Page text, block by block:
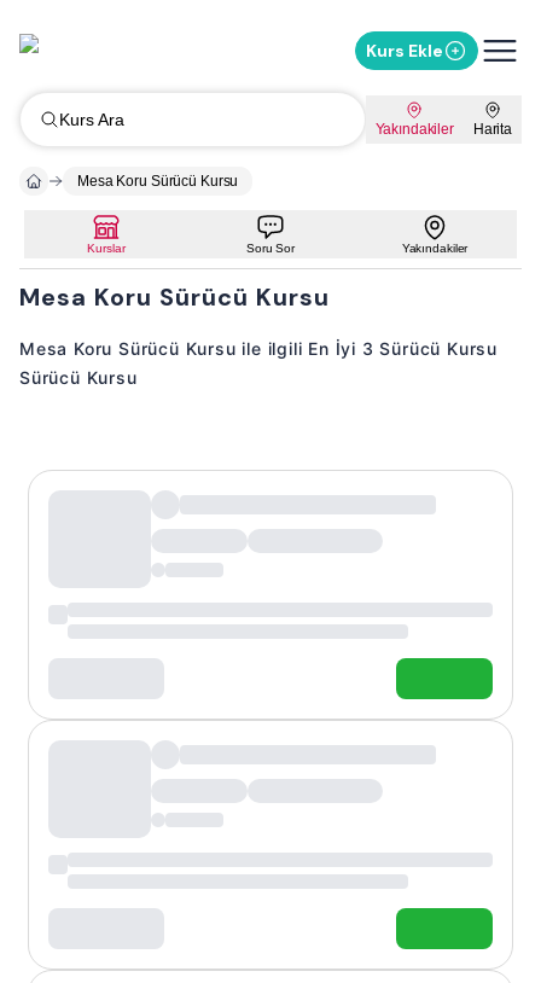
Kurs Ekle
Kurs Ara Yakındakiler Harita
Mesa Koru Sürücü Kursu
Kurslar Soru Sor Yakındakiler
Mesa Koru Sürücü Kursu
Mesa Koru Sürücü Kursu ile ilgili En İyi 3 Sürücü Kursu
Sürücü Kursu